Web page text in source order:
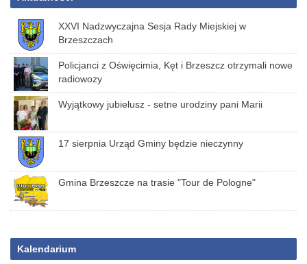
XXVI Nadzwyczajna Sesja Rady Miejskiej w
Brzeszczach
Policjanci z Oświęcimia, Kęt i Brzeszcz otrzymali nowe
radiowozy
Wyjątkowy jubielusz - setne urodziny pani Marii
17 sierpnia Urząd Gminy będzie nieczynny
Gmina Brzeszcze na trasie "Tour de Pologne"
Kalendarium